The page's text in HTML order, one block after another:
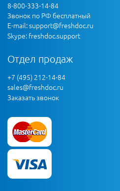
8-800-333-14-84
Звонок по РФ бесплатный
E-mail:support@freshdoc.ru
Skype: freshdoc.support
Отдел продаж
+7 (495) 212-14-84
sales@freshdoc.ru
Заказать звонок